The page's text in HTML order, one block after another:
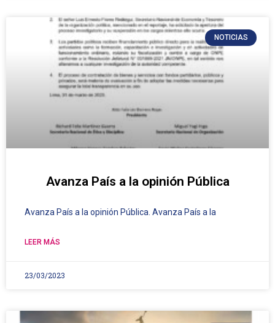
NOTICIAS
Avanza País a la opinión Pública
Avanza País a la opinión Pública. Avanza País a la
LEER MÁS
23/03/2023